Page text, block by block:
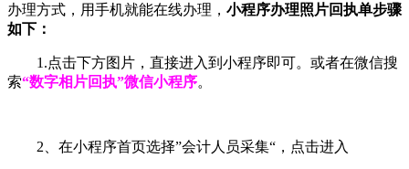
办理方式，用手机就能在线办理， 小程序办理照片回执单步骤
如下：
1.点击下方图片，直接进入到小程序即可。或者在微信搜
索“数字相片回执”微信小程序。
2、在小程序首页选择”会计人员采集“，点击进入